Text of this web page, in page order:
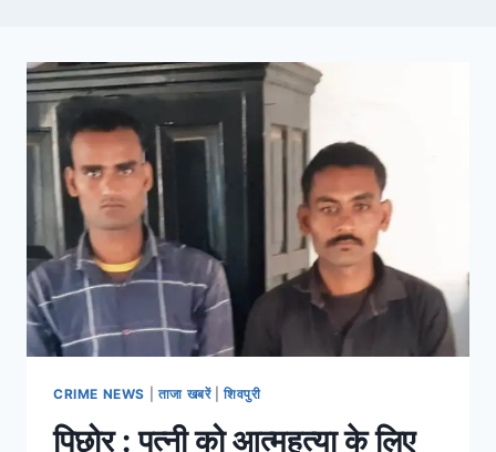
CRIME NEWS ताजा खबरें|शिवपुरी
पिछोर : पत्नी को आत्महत्या के लिए